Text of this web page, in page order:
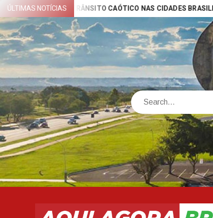
Skip
to
content
ÚLTIMAS NOTÍCIAS
PELO TRÂNSITO CAÓTICO NAS CIDADES BRASILEIRAS.
Search